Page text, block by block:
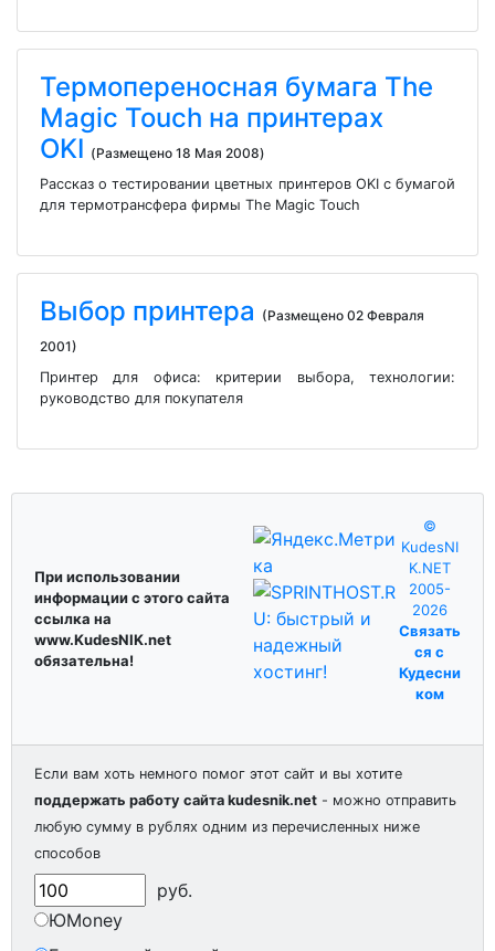
Термопереносная бумага The
Magic Touch на принтерах
OKI (Размещено 18 Мая 2008)
Рассказ о тестировании цветных принтеров OKI с бумагой
для термотрансфера фирмы The Magic Touch
Выбор принтера (Размещено 02 Февраля
2001)
Принтер для офиса: критерии выбора, технологии:
руководство для покупателя
При использовании
информации с этого сайта
ссылка на
www.KudesNIK.net
обязательна!
©
KudesNI
K.NET
2005-
2026
Связать
ся с
Кудесни
ком
Если вам хоть немного помог этот сайт и вы хотите
поддержать работу сайта kudesnik.net - можно отправить
любую сумму в рублях одним из перечисленных ниже
способов
руб.
ЮMoney